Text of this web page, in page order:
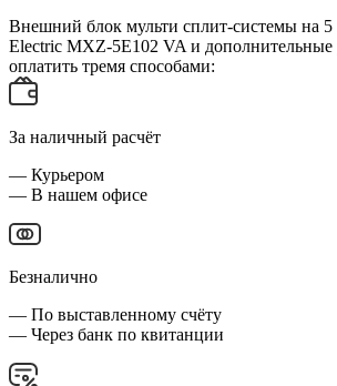
Внешний блок мульти сплит-системы на 5
Electric MXZ-5Е102 VA и дополнительные
оплатить тремя способами:
За наличный расчёт
— Курьером
— В нашем офисе
Безналично
— По выставленному счёту
— Через банк по квитанции